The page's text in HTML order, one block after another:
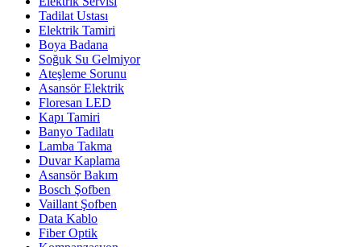
Tadilat Ustası
Elektrik Tamiri
Boya Badana
Soğuk Su Gelmiyor
Ateşleme Sorunu
Asansör Elektrik
Floresan LED
Kapı Tamiri
Banyo Tadilatı
Lamba Takma
Duvar Kaplama
Asansör Bakım
Bosch Şofben
Vaillant Şofben
Data Kablo
Fiber Optik